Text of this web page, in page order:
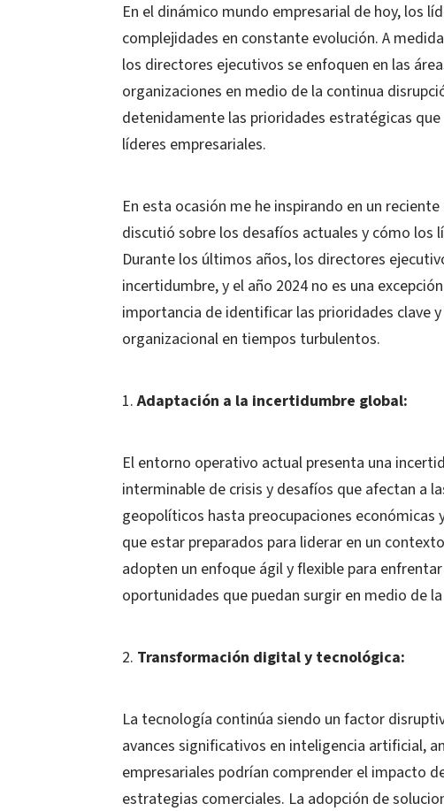
En el dinámico mundo empresarial de hoy, los
complejidades en constante evolución. A
los directores ejecutivos se enfoquen en las
organizaciones en medio de la continua
detenidamente las prioridades estratégicas
líderes empresariales.
En esta ocasión me he inspirando en un
discutió sobre los desafíos actuales y cómo los
Durante los últimos años, los directores
incertidumbre, y el año 2024 no es una
importancia de identificar las prioridades clave
organizacional en tiempos turbulentos.
Adaptación a la incertidumbre global:
El entorno operativo actual presenta una
interminable de crisis y desafíos que afectan a
geopolíticos hasta preocupaciones
que estar preparados para liderar en un
adopten un enfoque ágil y flexible para
oportunidades que puedan surgir en medio de
Transformación digital y tecnológica:
La tecnología continúa siendo un factor
avances significativos en inteligencia artificial,
empresariales podrían comprender el impacto
estrategias comerciales. La adopción de